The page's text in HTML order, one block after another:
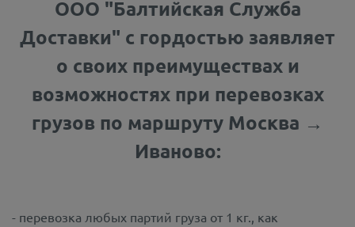
ООО "Балтийская Служба
Доставки" с гордостью заявляет
о своих преимуществах и
возможностях при перевозках
грузов по маршруту Москва →
Иваново:
- перевозка любых партий груза от 1 кг., как